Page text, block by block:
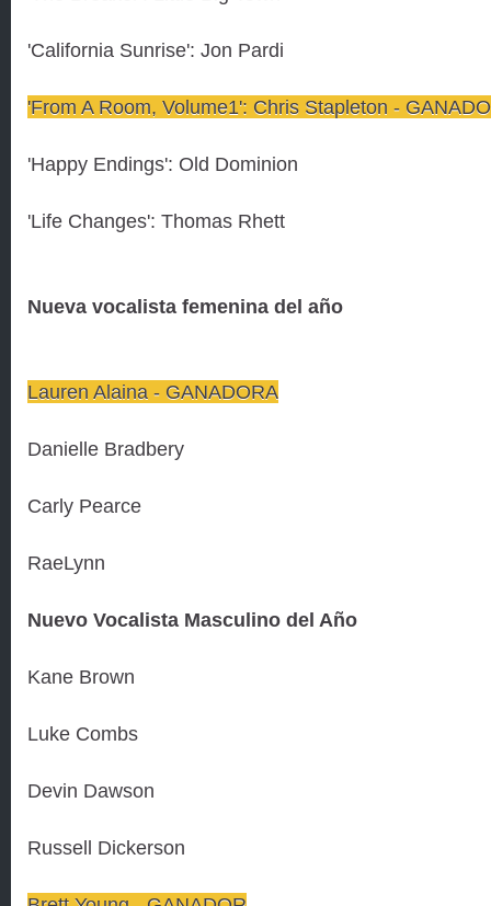
'California Sunrise': Jon Pardi
'From A Room, Volume1': Chris Stapleton -
'Happy Endings': Old Dominion
'Life Changes': Thomas Rhett
Nueva vocalista femenina del año
Lauren Alaina - GANADORA
Danielle Bradbery
Carly Pearce
RaeLynn
Nuevo Vocalista Masculino del Año
Kane Brown
Luke Combs
Devin Dawson
Russell Dickerson